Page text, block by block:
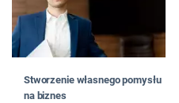
Stworzenie własnego pomysłu
na biznes